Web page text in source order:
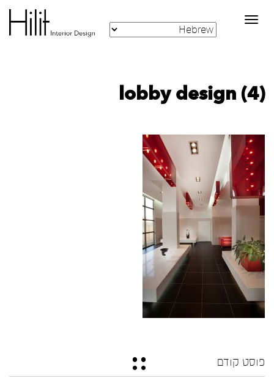
Toggle
navigation
lobby design (4)
פוסט קודם